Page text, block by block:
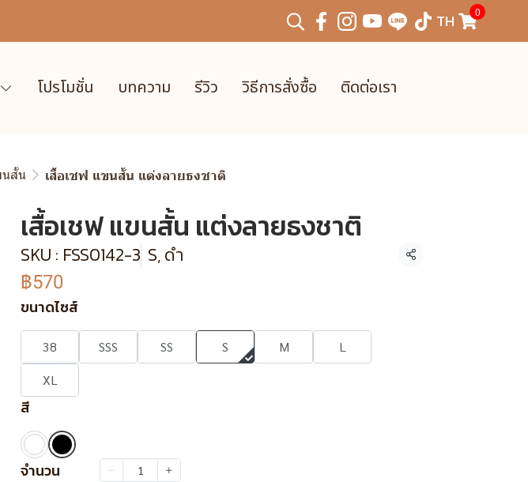
TH 0
โปรโมชั่น บทความ รีวิว วิธีการสั่งซื้อ ติดต่อเรา
นสั้น เสื้อเชฟ แขนสั้น แต่งลายธงชาติ
เสื้อเชฟ แขนสั้น แต่งลายธงชาติ
SKU : FSS0142-3 S, ดำ แชร์
฿570
ขนาดไซส์
38 SSS SS S M
L
XL
สี
จำนวน